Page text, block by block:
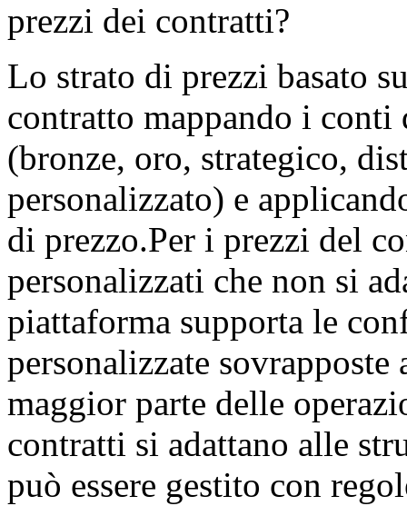
prezzi dei contratti?
Lo strato di prezzi basato
contratto mappando i
(bronze, oro, strategico,
personalizzato) e
di prezzo.Per i prezzi del
personalizzati che non si
piattaforma supporta le
personalizzate
maggior parte delle
contratti si adattano alle
può essere gestito con